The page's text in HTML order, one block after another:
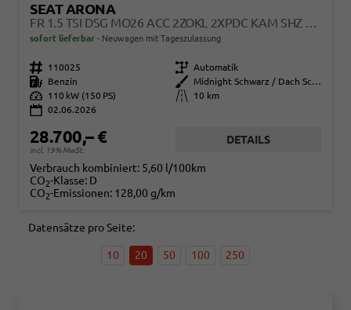
SEAT ARONA
FR 1.5 TSI DSG MO26 ACC 2ZOKL 2XPDC KAM SHZ FULL LINK
sofort lieferbar Neuwagen mit Tageszulassung
Fahrzeugnr. 110025 Getriebe Automatik
Kraftstoff
Benzin Außenfarbe
Midnight Schwarz / Dach Schwarz
Leistung
110 kW (150 PS) Kilometerstand
10 km
02.06.2026
28.700,– €
incl. 19% MwSt.
DETAILS
Verbrauch kombiniert: 5,60 l/100km
CO2-Klasse: D
CO2-Emissionen: 128,00 g/km
Datensätze pro Seite:
10 20 50 100 250